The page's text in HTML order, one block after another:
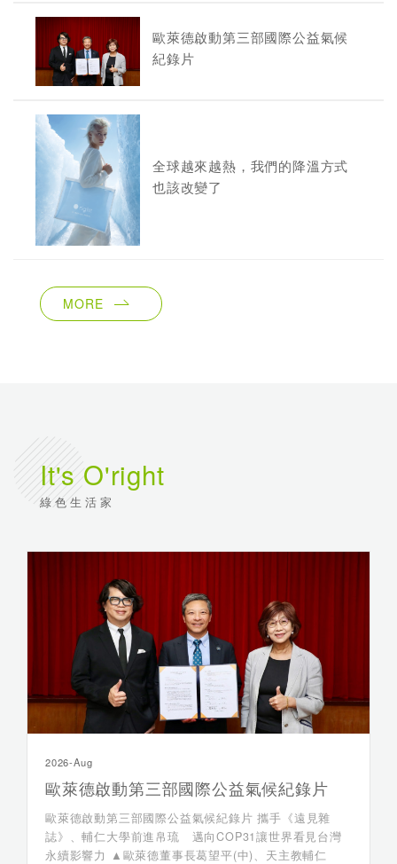
歐萊德啟動第三部國際公益氣候
紀錄片
全球越來越熱，我們的降溫方式
也該改變了
MORE
It's O'right
綠色生活家
2026-Aug
歐萊德啟動第三部國際公益氣候紀錄片
歐萊德啟動第三部國際公益氣候紀錄片 攜手《遠見雜
誌》、輔仁大學前進帛琉 邁向COP31讓世界看見台灣
永續影響力 ▲歐萊德董事長葛望平(中)、天主教輔仁